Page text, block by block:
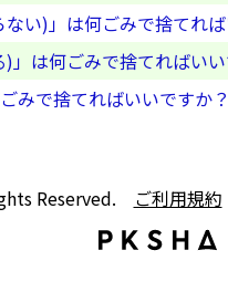
ない)」は何ごみで捨てれ
)」は何ごみで捨てればい
みで捨てればいいですか
Reserved. ご利用規約